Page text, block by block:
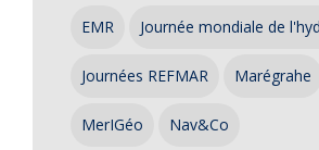
EMR Journée mondiale de
Journées REFMAR Marégrahe
MerIGéo Nav&Co